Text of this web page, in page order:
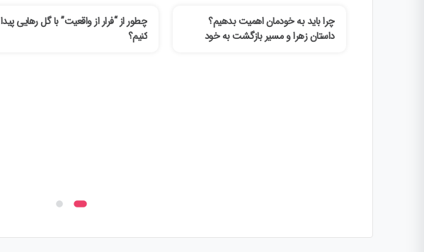
چرا باید به خودمان اهمیت بدهیم؟
داستان زهرا و مسیر بازگشت به خود
چطور از “فرار از واقعیت” با گل رهایی پیدا
کنیم؟